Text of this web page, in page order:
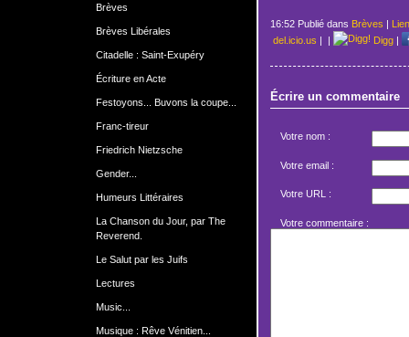
Brèves
Brèves Libérales
Citadelle : Saint-Exupéry
Écriture en Acte
Festoyons... Buvons la coupe...
Franc-tireur
Friedrich Nietzsche
Gender...
Humeurs Littéraires
La Chanson du Jour, par The
Reverend.
Le Salut par les Juifs
Lectures
Music...
Musique : Rêve Vénitien...
16:52 Publié dans Brèves |
del.icio.us | | Digg|
Écrire un commentaire
Votre nom :
Votre email :
Votre URL :
Votre commentaire :